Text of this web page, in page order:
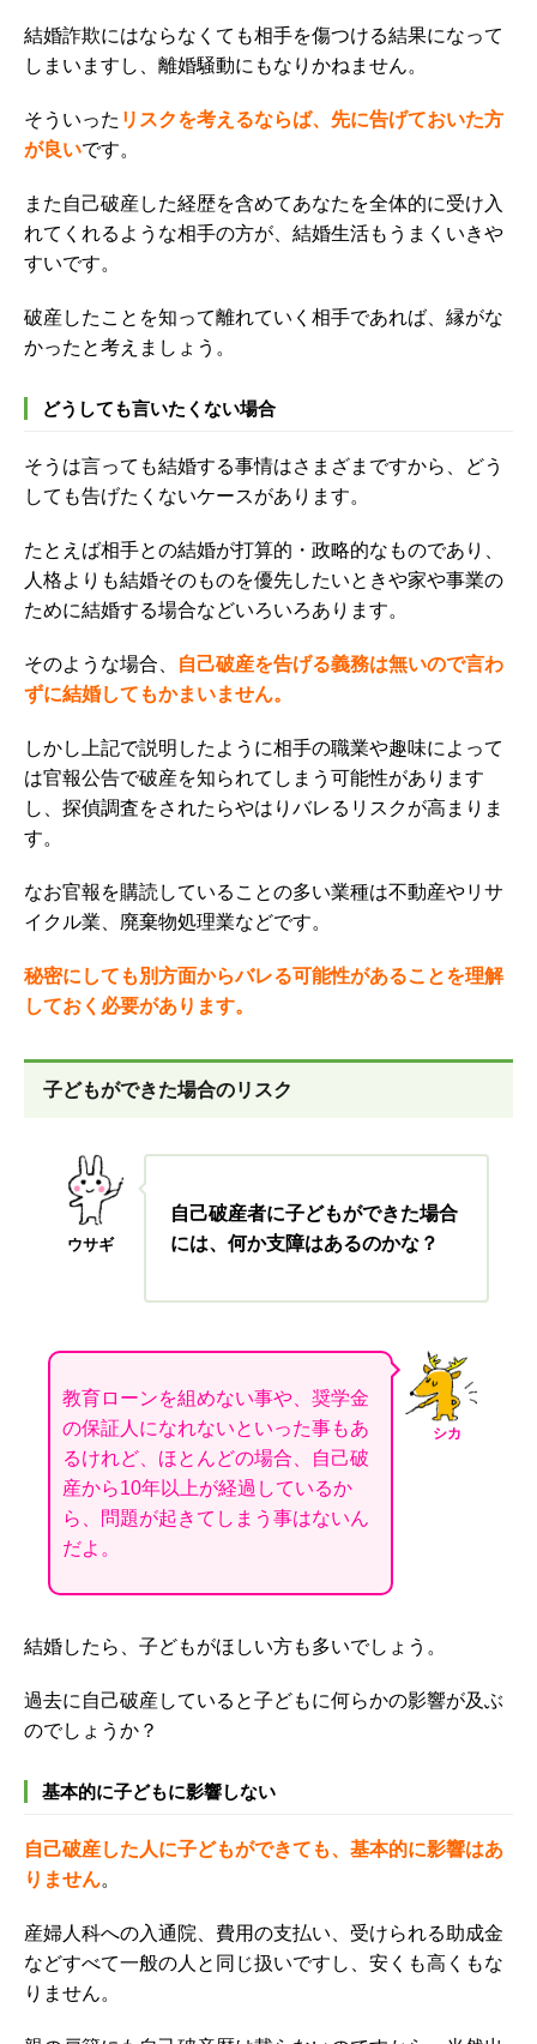
結婚詐欺にはならなくても相手を傷つける結果になって
しまいますし、離婚騒動にもなりかねません。
そういった リスクを考えるならば、先に告げておいた方
が良いです。
また自己破産した経歴を含めてあなたを全体的に受け入
れてくれるような相手の方が、結婚生活もうまくいきや
すいです。
破産したことを知って離れていく相手であれば、縁がな
かったと考えましょう。
どうしても言いたくない場合
そうは言っても結婚する事情はさまざまですから、どう
しても告げたくないケースがあります。
たとえば相手との結婚が打算的・政略的なものであり、
人格よりも結婚そのものを優先したいときや家や事業の
ために結婚する場合などいろいろあります。
そのような場合、
自己破産を告げる義務は無いので言わ
ずに結婚してもかまいません。
しかし上記で説明したように相手の職業や趣味によって
は官報公告で破産を知られてしまう可能性があります
し、探偵調査をされたらやはりバレるリスクが高まりま
す。
なお官報を購読していることの多い業種は不動産やリサ
イクル業、廃棄物処理業などです。
秘密にしても別方面からバレる可能性があることを理解
しておく必要があります。
子どもができた場合のリスク
ウサギ
自己破産者に子どもができた場合
には、何か支障はあるのかな？
シカ
教育ローンを組めない事や、奨学金
の保証人になれないといった事もあ
るけれど、ほとんどの場合、自己破
産から10年以上が経過しているか
ら、問題が起きてしまう事はないん
だよ。
結婚したら、子どもがほしい方も多いでしょう。
過去に自己破産していると子どもに何らかの影響が及ぶ
のでしょうか？
基本的に子どもに影響しない
自己破産した人に子どもができても、基本的に影響はあ
りません。
産婦人科への入通院、費用の支払い、受けられる助成金
などすべて一般の人と同じ扱いですし、安くも高くもな
りません。